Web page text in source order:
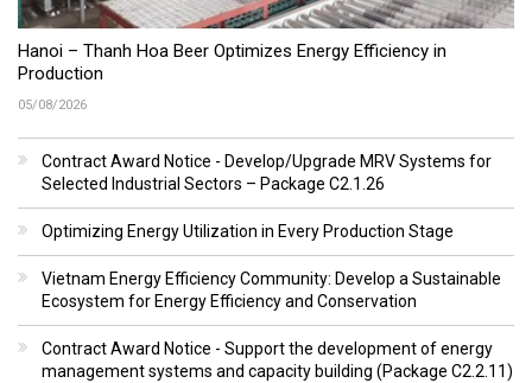
Hanoi – Thanh Hoa Beer Optimizes Energy Efficiency in
Production
05/08/2026
Contract Award Notice - Develop/Upgrade MRV Systems for
Selected Industrial Sectors – Package C2.1.26
Optimizing Energy Utilization in Every Production Stage
Vietnam Energy Efficiency Community: Develop a Sustainable
Ecosystem for Energy Efficiency and Conservation
Contract Award Notice - Support the development of energy
management systems and capacity building (Package C2.2.11)